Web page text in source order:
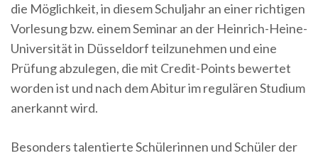
die Möglichkeit, in diesem Schuljahr an einer richtigen
Vorlesung bzw. einem Seminar an der Heinrich-Heine-
Universität in Düsseldorf teilzunehmen und eine
Prüfung abzulegen, die mit Credit-Points bewertet
worden ist und nach dem Abitur im regulären Studium
anerkannt wird.
Besonders talentierte Schülerinnen und Schüler der